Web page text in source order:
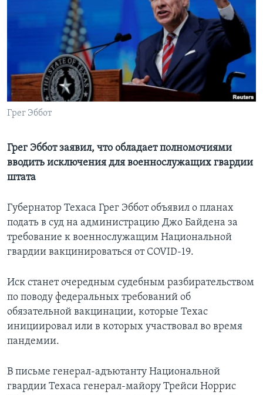
Learning English
СОЦИАЛЬНЫЕ СЕТИ
Языки
Грег Эббот
Грег Эббот заявил, что обладает полномочиями
вводить исключения для военнослужащих гвардии
штата
Губернатор Техаса Грег Эббот объявил о планах
подать в суд на администрацию Джо Байдена за
требование к военнослужащим Национальной
гвардии вакцинироваться от COVID-19.
Иск станет очередным судебным разбирательством
по поводу федеральных требований об
обязательной вакцинации, которые Техас
инициировал или в которых участвовал во время
пандемии.
В письме генерал-адъютанту Национальной
гвардии Техаса генерал-майору Трейси Норрис